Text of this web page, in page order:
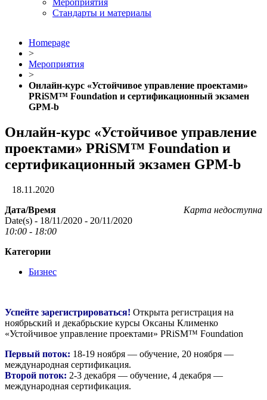
Мероприятия
Стандарты и материалы
Homepage
>
Мероприятия
>
Онлайн-курс «Устойчивое управление проектами»
PRiSM™ Foundation и сертификационный экзамен
GPM-b
Онлайн-курс «Устойчивое управление
проектами» PRiSM™ Foundation и
сертификационный экзамен GPM-b
18.11.2020
Карта недоступна
Дата/Время
Date(s) - 18/11/2020 - 20/11/2020
10:00 - 18:00
Категории
Бизнес
Успейте зарегистрироваться! Открыта регистрация на
ноябрьский и декабрьские курсы Оксаны Клименко
«Устойчивое управление проектами» PRiSM™ Foundation
Первый поток: 18-19 ноября — обучение, 20 ноября —
международная сертификация.
Второй поток: 2-3 декабря — обучение, 4 декабря —
международная сертификация.